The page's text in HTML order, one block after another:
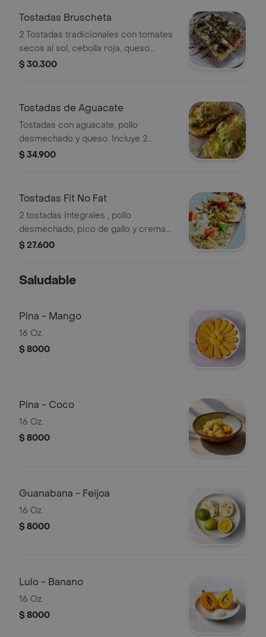
Tostadas Bruscheta
2 Tostadas tradicionales con tomates
secos al sol, cebolla roja, queso
costeño, parmesano, cilantro y una
$ 30.300
Tostadas de Aguacate
Tostadas con aguacate, pollo
desmechado y queso. Incluye 2
unidades.
$ 34.900
Tostadas Fit No Fat
2 tostadas integrales , pollo
desmechado, pico de gallo y crema
agria.
$ 27.600
Saludable
Pina - Mango
16 Oz.
$ 8000
Pina - Coco
16 Oz.
$ 8000
Guanabana - Feijoa
16 Oz.
$ 8000
Lulo - Banano
16 Oz.
$ 8000